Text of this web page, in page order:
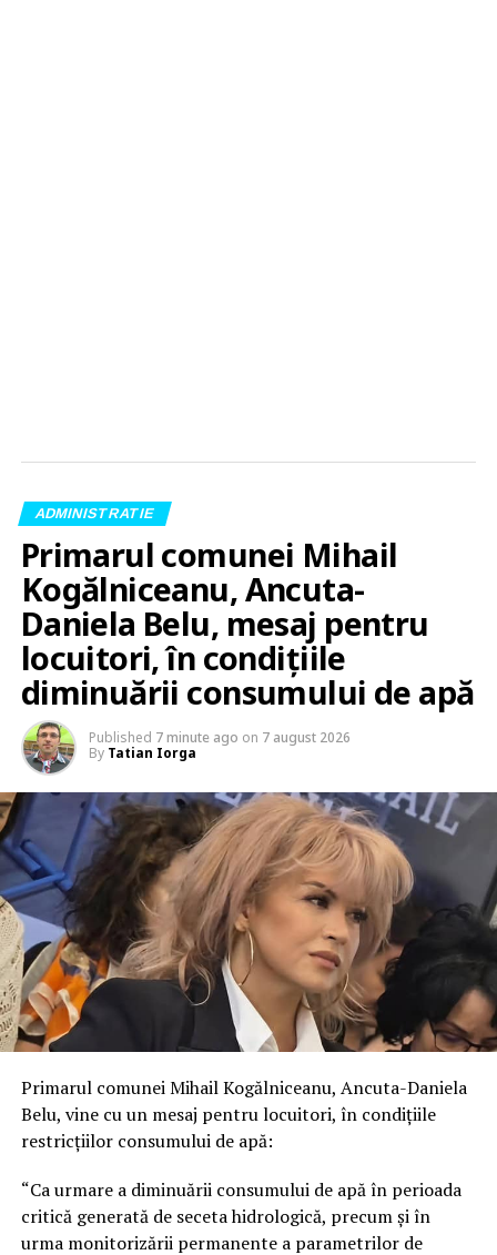
ADMINISTRATIE
Primarul comunei Mihail
Kogălniceanu, Ancuta-
Daniela Belu, mesaj pentru
locuitori, în condițiile
diminuării consumului de apă
Published 7 minute ago on 7 august 2026
By Tatian Iorga
Primarul comunei Mihail Kogălniceanu, Ancuta-Daniela
Belu, vine cu un mesaj pentru locuitori, în condițiile
restricțiilor consumului de apă:
“Ca urmare a diminuării consumului de apă în perioada
critică generată de seceta hidrologică, precum și în
urma monitorizării permanente a parametrilor de